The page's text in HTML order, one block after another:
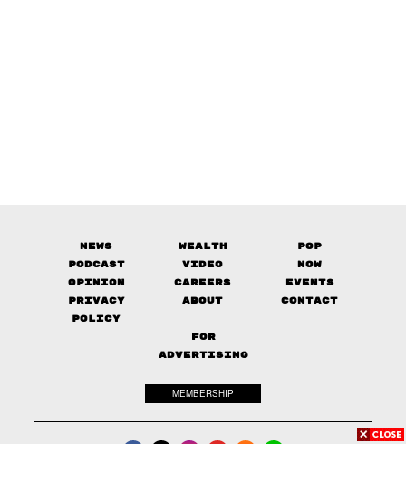
News Wealth
Pop
Podcast
Video
Now
Opinion
Careers
Events
Privacy
Policy
About Contact
FOR
ADVERTISING
MEMBERSHIP